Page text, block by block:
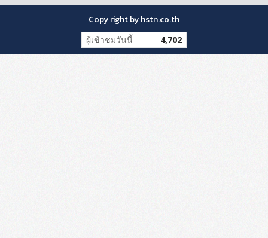
Copy right by hstn.co.th
ผู้เข้าชมวันนี้ 4,702